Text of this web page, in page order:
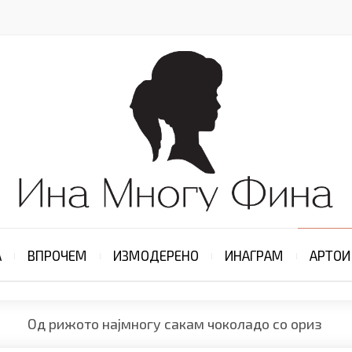
ВПРОЧЕМ ИЗМОДЕРЕНО ИНАГРАМ АРТОИ
Од рижото најмногу сакам чоколадо со ориз